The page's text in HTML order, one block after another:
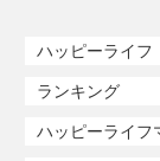
ハッピーライフ
ランキング
ハッピーライフ